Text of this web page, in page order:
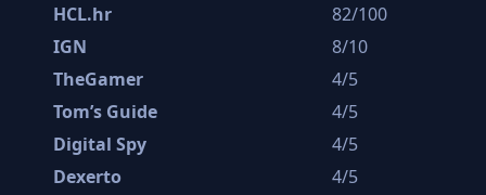
HCL.hr
82/100
IGN
8/10
TheGamer
4/5
Tom’s Guide
4/5
Digital Spy
4/5
Dexerto
4/5